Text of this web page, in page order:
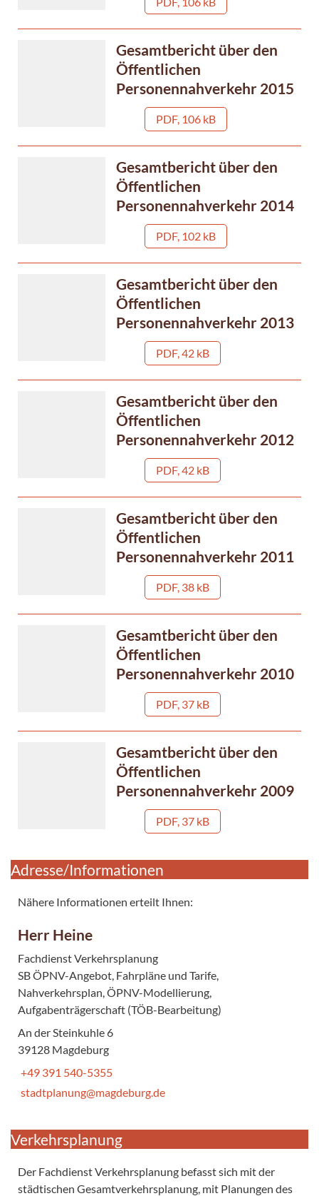
Gesamtbericht über den
Öffentlichen
Personennahverkehr 2015
PDF, 106 kB
Gesamtbericht über den
Öffentlichen
Personennahverkehr 2014
PDF, 102 kB
Gesamtbericht über den
Öffentlichen
Personennahverkehr 2013
PDF, 42 kB
Gesamtbericht über den
Öffentlichen
Personennahverkehr 2012
PDF, 42 kB
Gesamtbericht über den
Öffentlichen
Personennahverkehr 2011
PDF, 38 kB
Gesamtbericht über den
Öffentlichen
Personennahverkehr 2010
PDF, 37 kB
Gesamtbericht über den
Öffentlichen
Personennahverkehr 2009
PDF, 37 kB
Adresse/Informationen
Nähere Informationen erteilt Ihnen:
Herr Heine
Fachdienst Verkehrsplanung
SB ÖPNV-Angebot, Fahrpläne und Tarife,
Nahverkehrsplan, ÖPNV-Modellierung,
Aufgabenträgerschaft (TÖB-Bearbeitung)
An der Steinkuhle 6
39128 Magdeburg
+49 391 540-5355
stadtplanung@magdeburg.de
Verkehrsplanung
Der Fachdienst Verkehrsplanung befasst sich mit der
städtischen Gesamtverkehrsplanung, mit Planungen des